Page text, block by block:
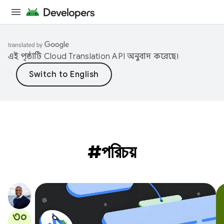
এই পৃষ্ঠাটি Cloud Translation API অনুবাদ করেছে।
#পরিচয়
৩০